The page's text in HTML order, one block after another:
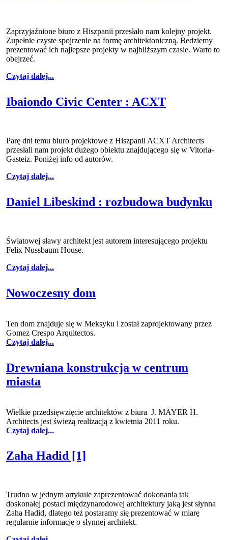
Zaprzyjaźnione biuro z Hiszpanii przesłało nam kolejny projekt.
Zupełnie czyste spojrzenie na formę architektoniczną. Bedziemy
prezentować ich najlepsze projekty w najbliższym czasie. Warto to
obejrzeć.
Czytaj dalej...
Ibaiondo Civic Center : ACXT
Parę dni temu biuro projektowe z Hiszpanii ACXT Architects
przesłali nam projekt dużego obiektu znajdującego się w Vitoria-
Gasteiz. Poniżej info od autorów.
Czytaj dalej...
Daniel Libeskind : rozbudowa budynku
Światowej sławy architekt jest autorem interesującego projektu
Felix Nussbaum House.
Czytaj dalej...
Nowoczesny dom
Ten dom znajduje się w Meksyku i został zaprojektowany przez
Gomez Crespo Arquitectos.
Czytaj dalej...
Drewniana konstrukcja w centrum
miasta
Wielkie przedsięwzięcie architektów z biura J. MAYER H.
Architects jest świeżą realizacją z kwietnia 2011 roku.
Czytaj dalej...
Zaha Hadid [1]
Trudno w jednym artykule zaprezentować dokonania tak
doskonałej postaci międzynarodowej architektury jaką jest słynna
Zaha Hadid, dlatego też postaramy się prezentować w miarę
regularnie informacje o słynnej architekt.